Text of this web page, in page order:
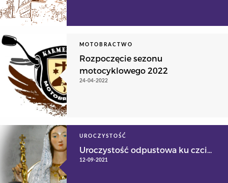
MOTOBRACTWO
Rozpoczęcie sezonu
motocyklowego 2022
24-04-2022
UROCZYSTOŚĆ
Uroczystość odpustowa ku czci...
12-09-2021